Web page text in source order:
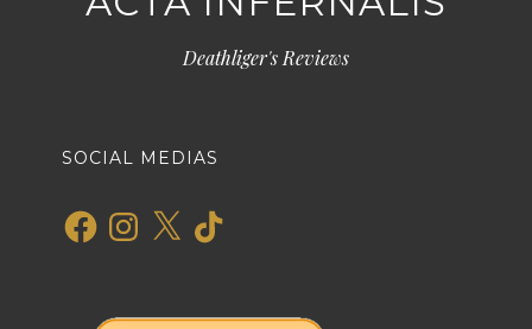
Deathliger's Reviews
SOCIAL MEDIAS
FacebookInstagram
X TikTok